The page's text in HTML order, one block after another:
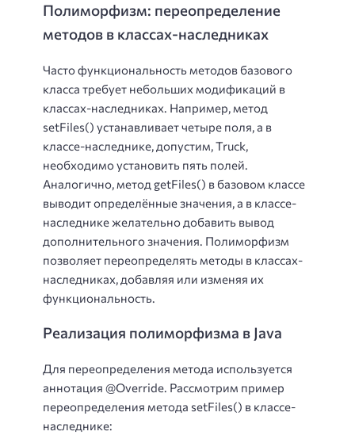
Полиморфизм: переопределение
методов в классах-наследниках
Часто функциональность методов базового
класса требует небольших модификаций в
классах-наследниках. Например, метод
setFiles() устанавливает четыре поля, а в
классе-наследнике, допустим, Truck,
необходимо установить пять полей.
Аналогично, метод getFiles() в базовом классе
выводит определённые значения, а в классе-
наследнике желательно добавить вывод
дополнительного значения. Полиморфизм
позволяет переопределять методы в классах-
наследниках, добавляя или изменяя их
функциональность.
Реализация полиморфизма в Java
Для переопределения метода используется
аннотация @Override. Рассмотрим пример
переопределения метода setFiles() в классе-
наследнике: